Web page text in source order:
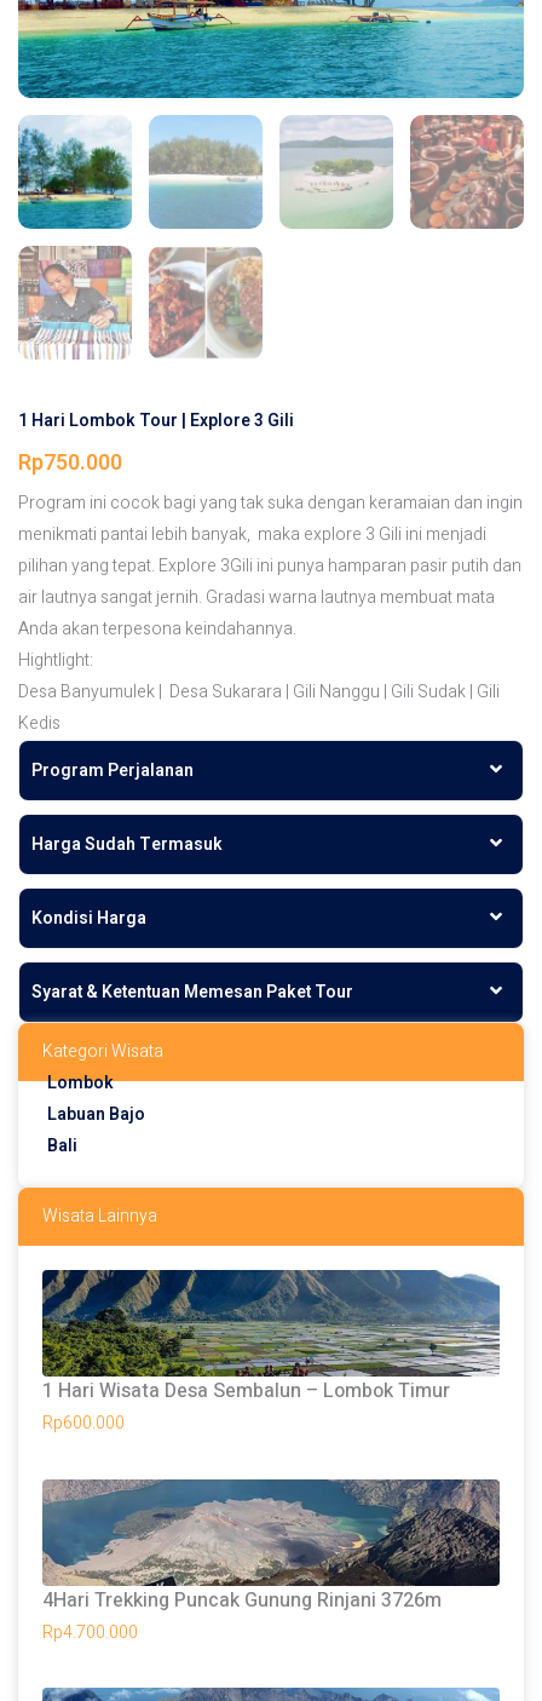
1 Hari Lombok Tour | Explore 3 Gili
Rp750.000
Program ini cocok bagi yang tak suka dengan keramaian dan ingin
menikmati pantai lebih banyak, maka explore 3 Gili ini menjadi
pilihan yang tepat. Explore 3Gili ini punya hamparan pasir putih dan
air lautnya sangat jernih. Gradasi warna lautnya membuat mata
Anda akan terpesona keindahannya.
Hightlight:
Desa Banyumulek | Desa Sukarara | Gili Nanggu | Gili Sudak | Gili
Kedis
Program Perjalanan
Harga Sudah Termasuk
Kondisi Harga
Syarat & Ketentuan Memesan Paket Tour
Kategori Wisata
Lombok
Labuan Bajo
Bali
Wisata Lainnya
1 Hari Wisata Desa Sembalun – Lombok Timur
Rp600.000
4Hari Trekking Puncak Gunung Rinjani 3726m
Rp4.700.000